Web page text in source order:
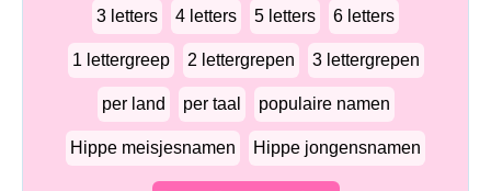
3 letters 4 letters 5 letters 6 letters
1 lettergreep 2 lettergrepen 3 lettergrepen
per land per taal populaire namen
Hippe meisjesnamen Hippe jongensnamen